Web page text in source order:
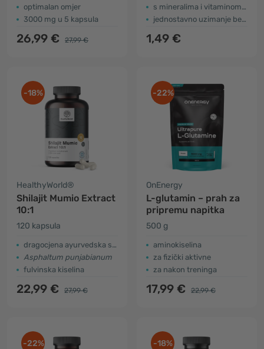
optimalan omjer
3000 mg u 5 kapsula
26,99 € 27,99 €
s mineralima i vitaminom B6
jednostavno uzimanje bez vode
1,49 €
-18%
HealthyWorld®
Shilajit Mumio Extract
10:1
120 kapsula
dragocjena ayurvedska smola
Asphaltum punjabianum
fulvinska kiselina
22,99 € 27,99 €
-22%
OnEnergy
L-glutamin – prah za
pripremu napitka
500 g
aminokiselina
za fizički aktivne
za nakon treninga
17,99 € 22,99 €
-22% -18%